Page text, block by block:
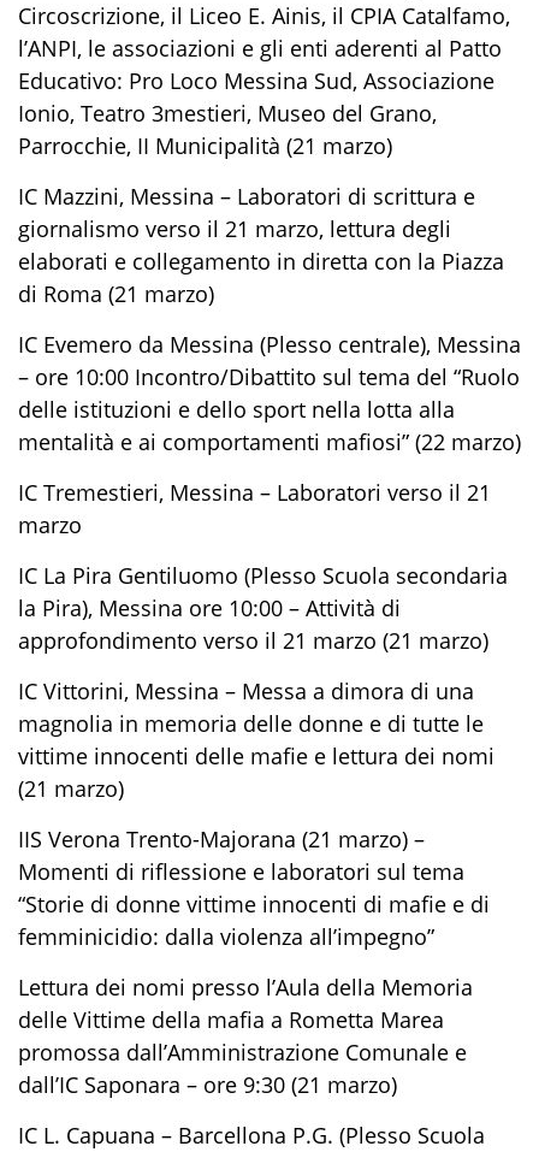
Circoscrizione, il Liceo E. Ainis, il CPIA Catalfamo,
l’ANPI, le associazioni e gli enti aderenti al Patto
Educativo: Pro Loco Messina Sud, Associazione
Ionio, Teatro 3mestieri, Museo del Grano,
Parrocchie, II Municipalità (21 marzo)
IC Mazzini, Messina – Laboratori di scrittura e
giornalismo verso il 21 marzo, lettura degli
elaborati e collegamento in diretta con la Piazza
di Roma (21 marzo)
IC Evemero da Messina (Plesso centrale), Messina
– ore 10:00 Incontro/Dibattito sul tema del “Ruolo
delle istituzioni e dello sport nella lotta alla
mentalità e ai comportamenti mafiosi” (22 marzo)
IC Tremestieri, Messina – Laboratori verso il 21
marzo
IC La Pira Gentiluomo (Plesso Scuola secondaria
la Pira), Messina ore 10:00 – Attività di
approfondimento verso il 21 marzo (21 marzo)
IC Vittorini, Messina – Messa a dimora di una
magnolia in memoria delle donne e di tutte le
vittime innocenti delle mafie e lettura dei nomi
(21 marzo)
IIS Verona Trento-Majorana (21 marzo) –
Momenti di riflessione e laboratori sul tema
“Storie di donne vittime innocenti di mafie e di
femminicidio: dalla violenza all’impegno”
Lettura dei nomi presso l’Aula della Memoria
delle Vittime della mafia a Rometta Marea
promossa dall’Amministrazione Comunale e
dall’IC Saponara – ore 9:30 (21 marzo)
IC L. Capuana – Barcellona P.G. (Plesso Scuola